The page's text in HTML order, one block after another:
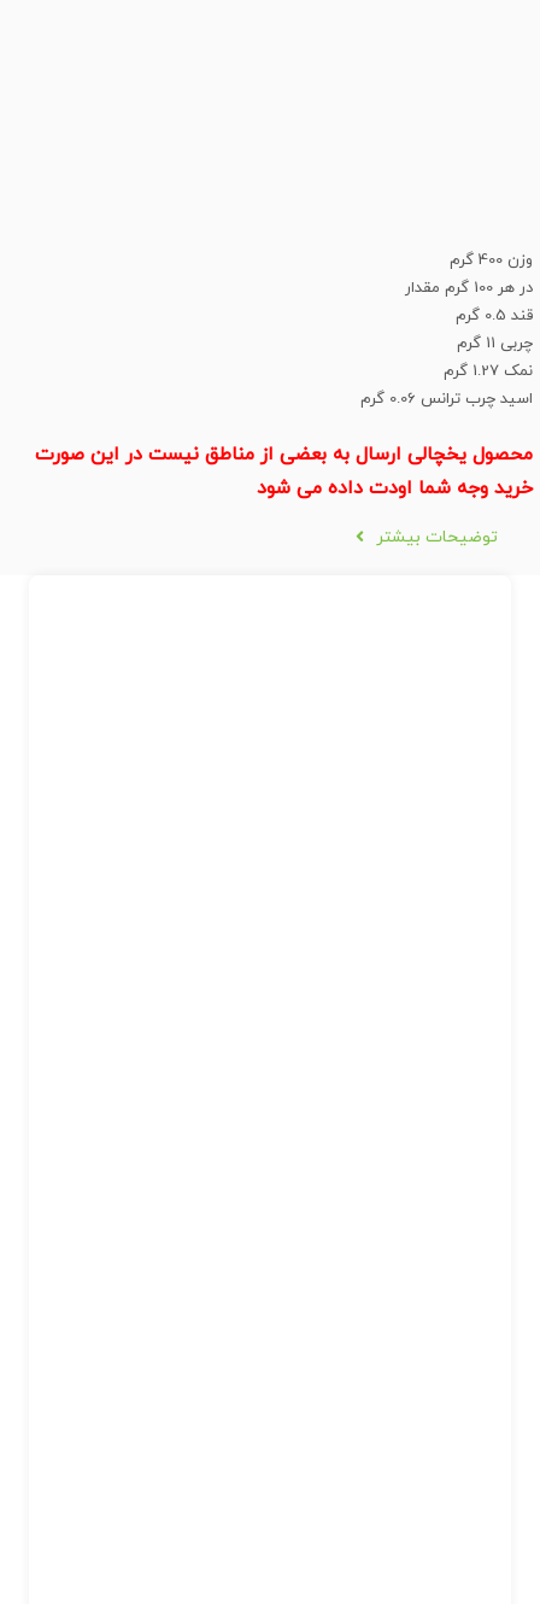
وزن 400 گرم
در هر 100 گرم مقدار
قند 0.5 گرم
چربی 11 گرم
نمک 1.27 گرم
اسید چرب ترانس 0.06 گرم
محصول یخچالی ارسال به بعضی از مناطق نیست در این صورت
خرید وجه شما اودت داده می شود
توضیحات بیشتر